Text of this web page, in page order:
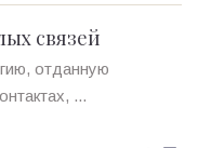
связей
отданную
...